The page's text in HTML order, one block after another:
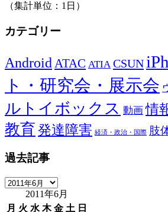
（集計単位：1日）
カテゴリー
Android ATAC ATIA CSUN
ト・研究会・展示会
ルトイボックス 動画 情
教育発達障害 経済・政治・国際 肢
過去記事
過
記
2011年6月
月 火 水 木 金 土 日